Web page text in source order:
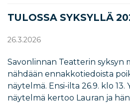
TULOSSA SYKSYLLÄ
26.3.2026
Savonlinnan Teatterin syksyn
nähdään ennakkotiedoista
näytelmä. Ensi-ilta 26.9. klo 13.
näytelmä kertoo Lauran ja